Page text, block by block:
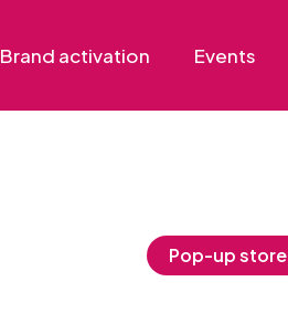
Brand activation Events
Pop-up store